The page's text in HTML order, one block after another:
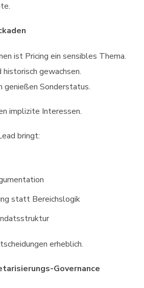
ist Pricing ein sensibles Thema.
gewachsen.
genießen Sonderstatus.
implizite Interessen.
bringt:
statt Bereichslogik
erheblich.
Governance